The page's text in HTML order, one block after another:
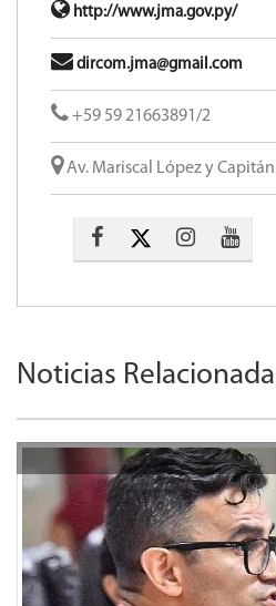
http://www.jma.gov.py/
dircom.jma@gmail.com
+59 59 21663891/2
Av. Mariscal López y
Noticias